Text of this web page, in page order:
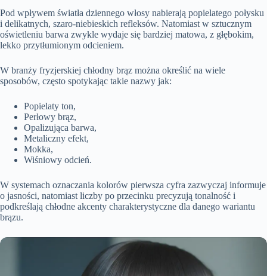
Pod wpływem światła dziennego włosy nabierają popielatego połysku
i delikatnych, szaro-niebieskich refleksów. Natomiast w sztucznym
oświetleniu barwa zwykle wydaje się bardziej matowa, z głębokim,
lekko przytłumionym odcieniem.
W branży fryzjerskiej chłodny brąz można określić na wiele
sposobów, często spotykając takie nazwy jak:
Popielaty ton,
Perłowy brąz,
Opalizująca barwa,
Metaliczny efekt,
Mokka,
Wiśniowy odcień.
W systemach oznaczania kolorów pierwsza cyfra zazwyczaj informuje
o jasności, natomiast liczby po przecinku precyzują tonalność i
podkreślają chłodne akcenty charakterystyczne dla danego wariantu
brązu.